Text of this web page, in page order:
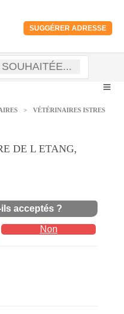
SUGGÉRER ADRESSE
> VÉTÉRINAIRES ISTRES
DE L ETANG,
acceptés ?
Non